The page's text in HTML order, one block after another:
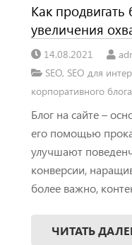
Как
увеличения
14.08.2021
SEO, SEO для
корпоративного блога
Блог на сайте –
его помощью
улучшают
конверсии,
более важно,
ЧИТАТЬ